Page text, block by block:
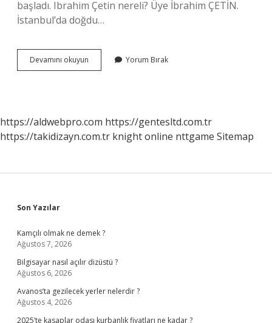
başladı. Ibrahim Çetin nereli? Üye İbrahim ÇETİN.
İstanbul’da doğdu…
Devamını okuyun
Çetin
Yorum Bırak
https://aldwebpro.com https://gentesltd.com.tr
https://takidizayn.com.tr knight online nttgame Sitemap
Sidebar
Son Yazılar
Kamçılı olmak ne demek ?
Ağustos 7, 2026
Bilgisayar nasıl açılır dizüstü ?
Ağustos 6, 2026
Avanos’ta gezilecek yerler nelerdir ?
Ağustos 4, 2026
2025’te kasaplar odası kurbanlık fiyatları ne kadar ?